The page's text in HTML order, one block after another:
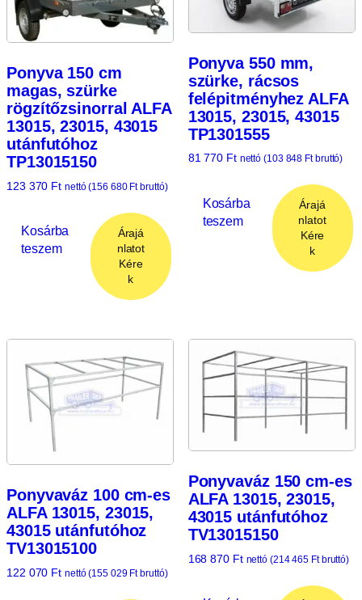
Ponyva 150 cm
magas, szürke
rögzítőzsinorral ALFA
13015, 23015, 43015
utánfutóhoz
TP13015150
123 370 Ft nettó (156 680 Ftbruttó)
Kosárba
teszem
Árajá
nlatot
Kére
k
Ponyva 550 mm,
szürke, rácsos
felépitményhez ALFA
13015, 23015, 43015
TP1301555
81 770 Ft nettó (103 848 Ftbruttó)
Kosárba
teszem
Árajá
nlatot
Kére
k
Ponyvaváz 100 cm-es
ALFA 13015, 23015,
43015 utánfutóhoz
TV13015100
122 070 Ft nettó (155 029 Ftbruttó)
Ponyvaváz 150 cm-es
ALFA 13015, 23015,
43015 utánfutóhoz
TV13015150
168 870 Ft nettó (214 465 Ftbruttó)